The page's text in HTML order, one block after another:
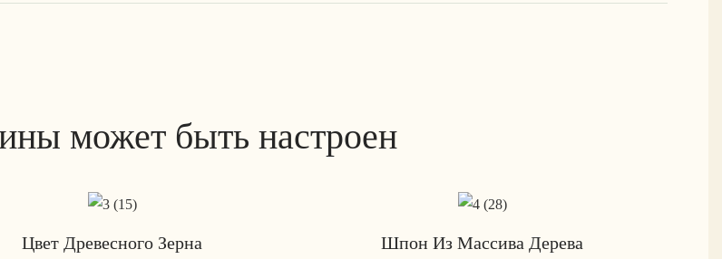
может быть настроен
Цвет Древесного Зерна Шпон Из Массива Дерева